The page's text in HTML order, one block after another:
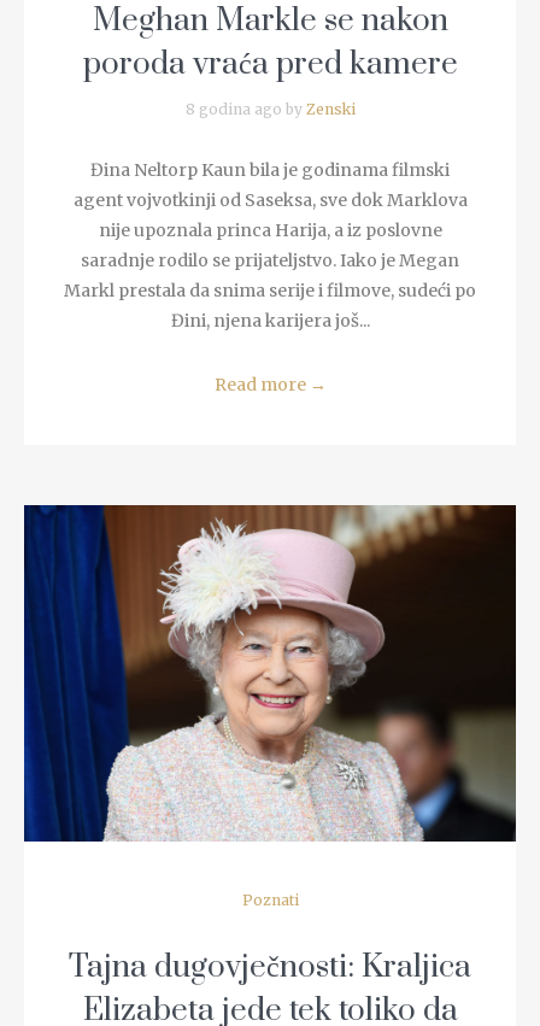
Meghan Markle se nakon
poroda vraća pred kamere
8 godina ago by Zenski
Đina Neltorp Kaun bila je godinama filmski
agent vojvotkinji od Saseksa, sve dok Marklova
nije upoznala princa Harija, a iz poslovne
saradnje rodilo se prijateljstvo. Iako je Megan
Markl prestala da snima serije i filmove, sudeći po
Đini, njena karijera još...
Read more →
READ MORE
Poznati
Tajna dugovječnosti: Kraljica
Elizabeta jede tek toliko da